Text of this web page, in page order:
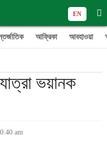
EN
আফ্রিকা আবহাওয়া
ভয়ানক
am